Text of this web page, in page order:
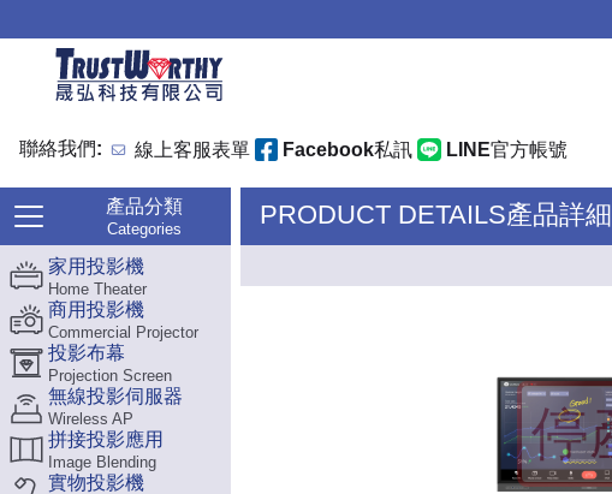
聯絡我們: 線上客服表單 Facebook私訊 LINE官方帳號
產品分類
Categories
家用投影機
Home Theater
商用投影機
Commercial Projector
投影布幕
Projection Screen
無線投影伺服器
Wireless AP
拼接投影應用
Image Blending
實物投影機
PRODUCT DETAILS產品詳細